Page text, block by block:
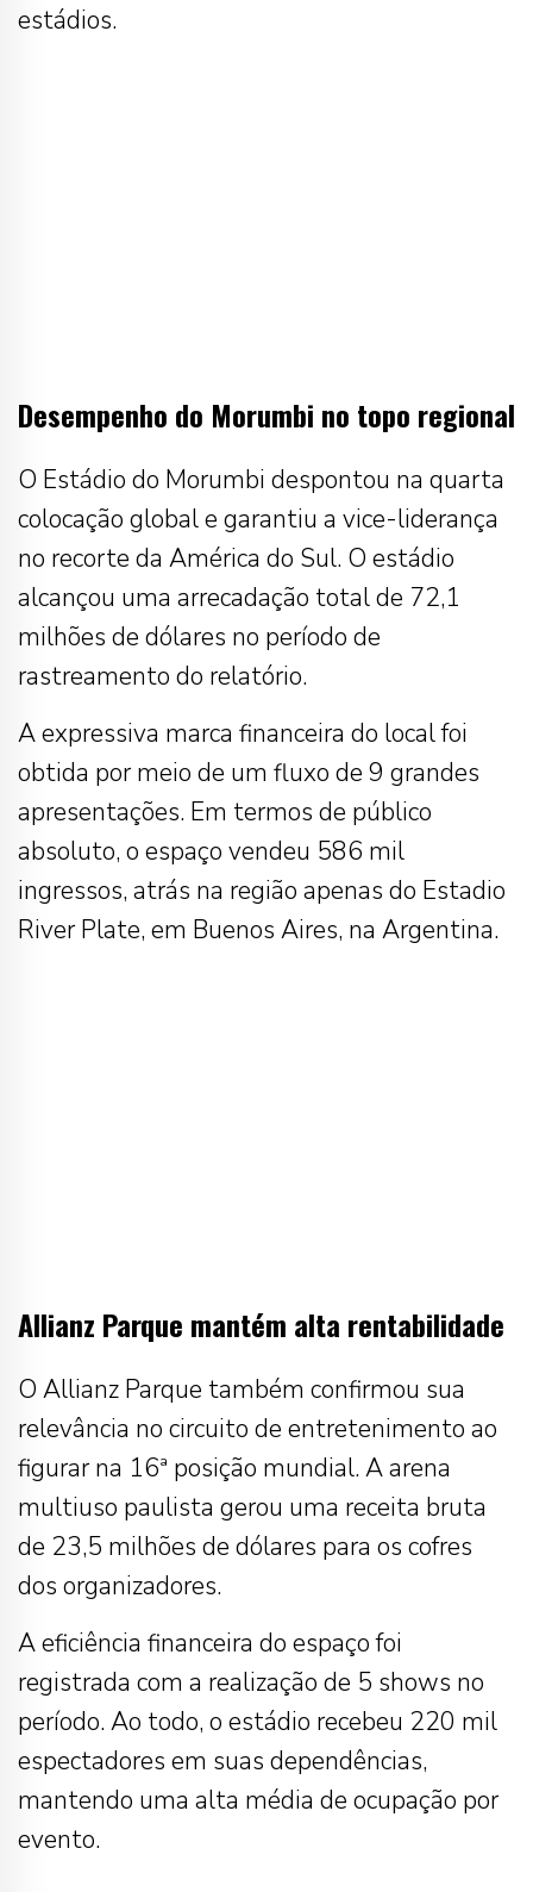
estádios.
Desempenho do Morumbi no topo regional
O Estádio do Morumbi despontou na quarta
colocação global e garantiu a vice-liderança
no recorte da América do Sul. O estádio
alcançou uma arrecadação total de 72,1
milhões de dólares no período de
rastreamento do relatório.
A expressiva marca financeira do local foi
obtida por meio de um fluxo de 9 grandes
apresentações. Em termos de público
absoluto, o espaço vendeu 586 mil
ingressos, atrás na região apenas do Estadio
River Plate, em Buenos Aires, na Argentina.
Allianz Parque mantém alta rentabilidade
O Allianz Parque também confirmou sua
relevância no circuito de entretenimento ao
figurar na 16ª posição mundial. A arena
multiuso paulista gerou uma receita bruta
de 23,5 milhões de dólares para os cofres
dos organizadores.
A eficiência financeira do espaço foi
registrada com a realização de 5 shows no
período. Ao todo, o estádio recebeu 220 mil
espectadores em suas dependências,
mantendo uma alta média de ocupação por
evento.